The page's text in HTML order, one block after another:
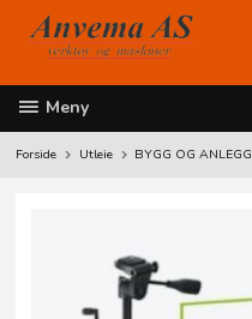
innholdet
Meny
Forside Utleie BYGG OG ANLEGG